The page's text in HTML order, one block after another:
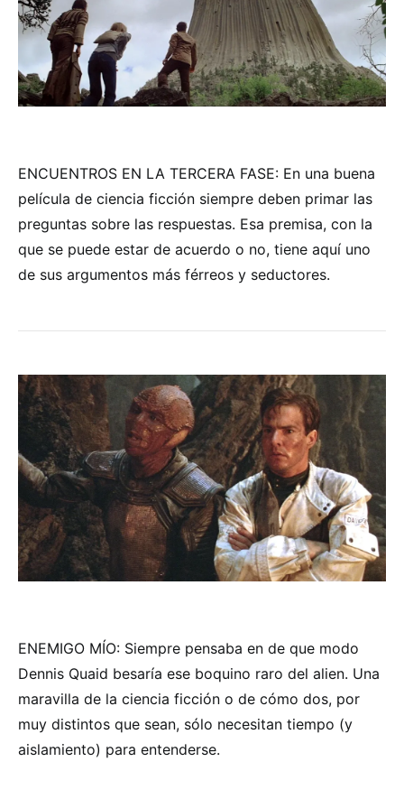
ENCUENTROS EN LA TERCERA FASE: En una buena
película de ciencia ficción siempre deben primar las
preguntas sobre las respuestas. Esa premisa, con la
que se puede estar de acuerdo o no, tiene aquí uno
de sus argumentos más férreos y seductores.
ENEMIGO MÍO: Siempre pensaba en de que modo
Dennis Quaid besaría ese boquino raro del alien. Una
maravilla de la ciencia ficción o de cómo dos, por
muy distintos que sean, sólo necesitan tiempo (y
aislamiento) para entenderse.